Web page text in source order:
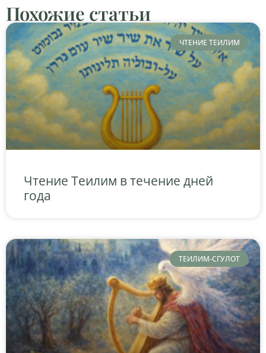
Похожие статьи
ЧТЕНИЕ ТЕИЛИМ
Чтение Теилим в течение дней
года
ТЕИЛИМ-СГУЛОТ